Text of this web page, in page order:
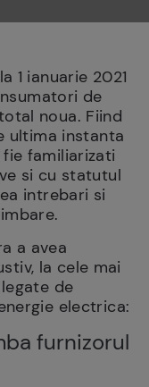
1 ianuarie 2021
de
noua. Fiind
ultima instanta
familiarizati
si cu statutul
intrebari si
a avea
la cele mai
de
electrica:
furnizorul